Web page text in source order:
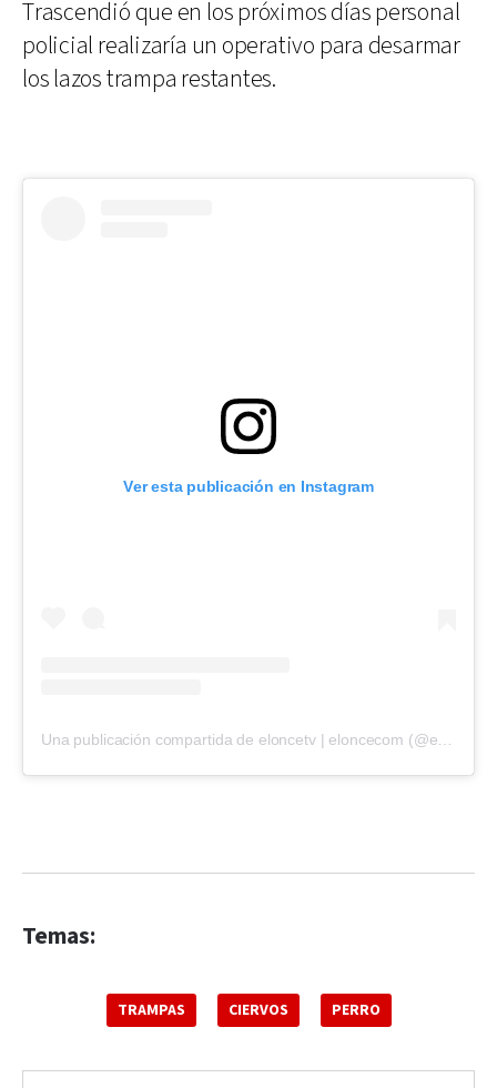
Trascendió que en los próximos días personal
policial realizaría un operativo para desarmar
los lazos trampa restantes.
Ver esta publicación en Instagram
Temas:
TRAMPAS CIERVOS PERRO